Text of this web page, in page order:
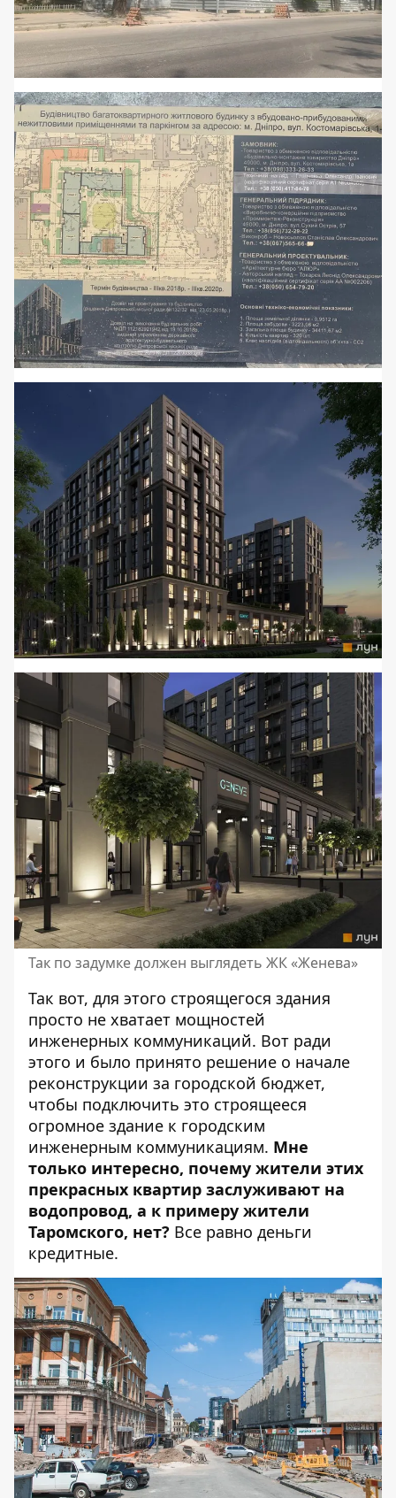
Так по задумке должен выглядеть ЖК «Женева»
Так вот, для этого строящегося здания
просто не хватает мощностей
инженерных коммуникаций. Вот ради
этого и было принято решение о начале
реконструкции за городской бюджет,
чтобы подключить это строящееся
огромное здание к городским
инженерным коммуникациям. Мне
только интересно, почему жители этих
прекрасных квартир заслуживают на
водопровод, а к примеру жители
Таромского, нет? Все равно деньги
кредитные.